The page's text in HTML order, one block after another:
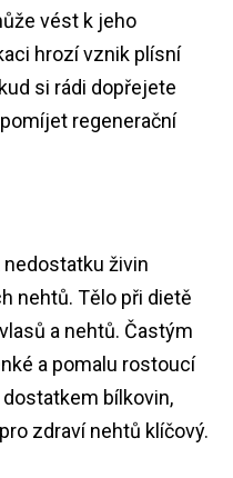
vést k jeho
hrozí vznik plísní
si rádi dopřejete
regenerační
živin
nehtů. Tělo při dietě
a nehtů. Častým
a pomalu rostoucí
bílkovin,
zdraví nehtů klíčový.